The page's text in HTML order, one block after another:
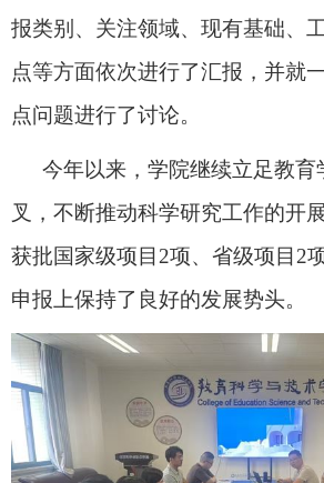
报类别、关注领域、现有基础、
点等方面依次进行了汇报，并就
点问题进行了讨论。
今年以来，学院继续立足教育
叉，不断推动科学研究工作的开
获批国家级项目 2项、省级项目 2
申报上保持了良好的发展势头。